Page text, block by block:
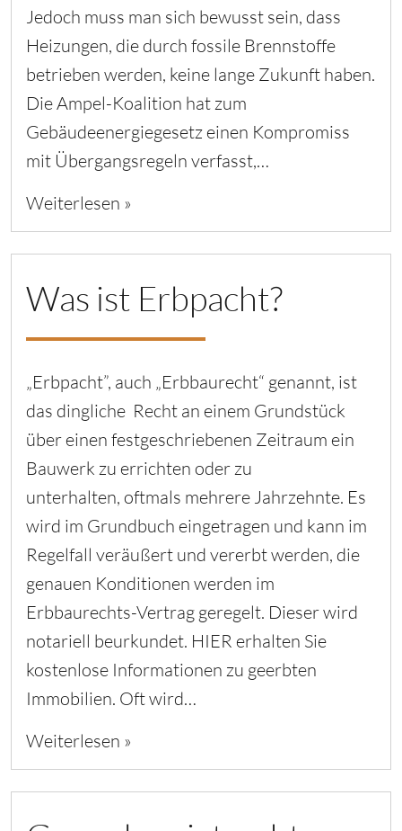
Jedoch muss man sich bewusst sein, dass
Heizungen, die durch fossile Brennstoffe
betrieben werden, keine lange Zukunft haben.
Die Ampel-Koalition hat zum
Gebäudeenergiegesetz einen Kompromiss
mit Übergangsregeln verfasst,…
Weiterlesen »
Was ist Erbpacht?
„Erbpacht”, auch „Erbbaurecht“ genannt, ist
das dingliche Recht an einem Grundstück
über einen festgeschriebenen Zeitraum ein
Bauwerk zu errichten oder zu
unterhalten, oftmals mehrere Jahrzehnte. Es
wird im Grundbuch eingetragen und kann im
Regelfall veräußert und vererbt werden, die
genauen Konditionen werden im
Erbbaurechts-Vertrag geregelt. Dieser wird
notariell beurkundet. HIER erhalten Sie
kostenlose Informationen zu geerbten
Immobilien. Oft wird…
Weiterlesen »